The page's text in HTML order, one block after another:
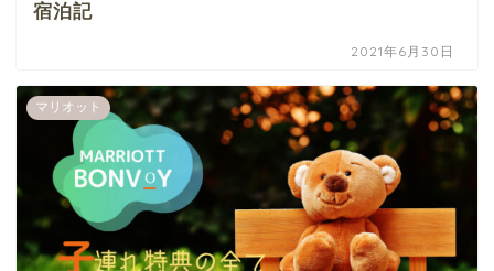
宿泊記
2021年6月30日
マリオット